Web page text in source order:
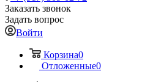
Заказать звонок
Задать вопрос
Войти
Корзина0
Отложенные0